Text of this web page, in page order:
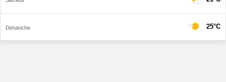
Dimanche 25°C